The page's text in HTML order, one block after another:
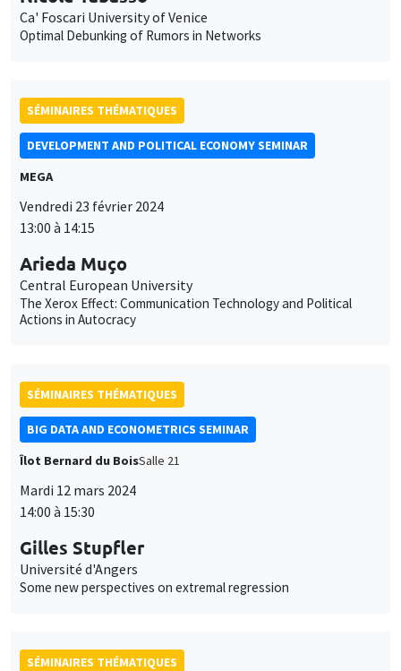
Ca' Foscari University of Venice
Optimal Debunking of Rumors in Networks
SÉMINAIRES THÉMATIQUES
DEVELOPMENT AND POLITICAL ECONOMY SEMINAR
MEGA
Vendredi 23 février 2024
13:00 à 14:15
Arieda Muço
Central European University
The Xerox Effect: Communication Technology and Political
Actions in Autocracy
SÉMINAIRES THÉMATIQUES
BIG DATA AND ECONOMETRICS SEMINAR
Îlot Bernard du BoisSalle 21
Mardi 12 mars 2024
14:00 à 15:30
Gilles Stupfler
Université d'Angers
Some new perspectives on extremal regression
SÉMINAIRES THÉMATIQUES